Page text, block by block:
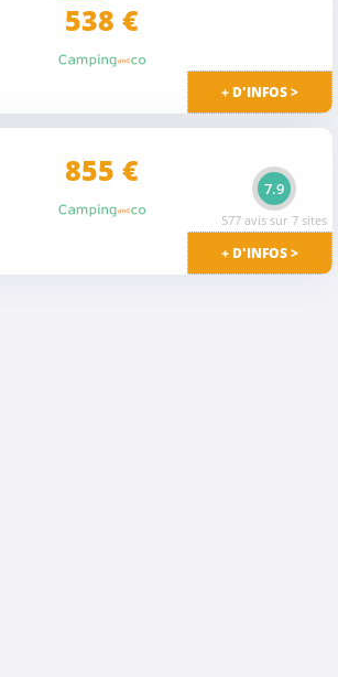
538 €
+ D'INFOS >
855 €
+ D'INFOS >
7.9
577 avis sur 7 sites